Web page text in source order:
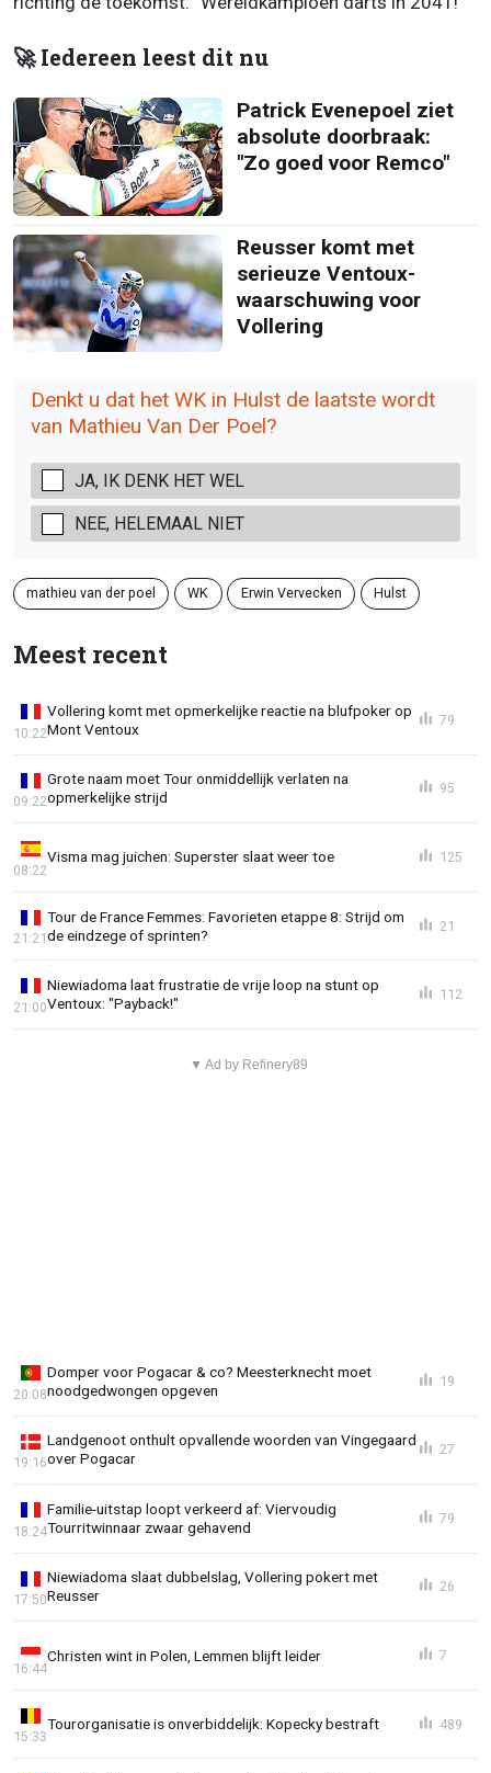
🚀 Iedereen leest dit nu
Patrick Evenepoel ziet
absolute doorbraak:
"Zo goed voor Remco"
Reusser komt met
serieuze Ventoux-
waarschuwing voor
Vollering
Denkt u dat het WK in Hulst de laatste wordt
van Mathieu Van Der Poel?
JA, IK DENK HET WEL
NEE, HELEMAAL NIET
mathieu van der poel WK Erwin Vervecken Hulst
Meest recent
Vollering komt met opmerkelijke reactie na blufpoker op
Mont Ventoux
10:22
79
Grote naam moet Tour onmiddellijk verlaten na
opmerkelijke strijd
09:22
95
Visma mag juichen: Superster slaat weer toe
08:22
125
Tour de France Femmes: Favorieten etappe 8: Strijd om
de eindzege of sprinten?
21:21
21
Niewiadoma laat frustratie de vrije loop na stunt op
Ventoux: "Payback!"
21:00
112
▼ Ad by Refinery89
Domper voor Pogacar & co? Meesterknecht moet
noodgedwongen opgeven
20:08
19
Landgenoot onthult opvallende woorden van Vingegaard
over Pogacar
19:16
27
Familie-uitstap loopt verkeerd af: Viervoudig
Tourritwinnaar zwaar gehavend
18:24
79
Niewiadoma slaat dubbelslag, Vollering pokert met
Reusser
17:50
26
Christen wint in Polen, Lemmen blijft leider
16:44
7
Tourorganisatie is onverbiddelijk: Kopecky bestraft
15:33
489